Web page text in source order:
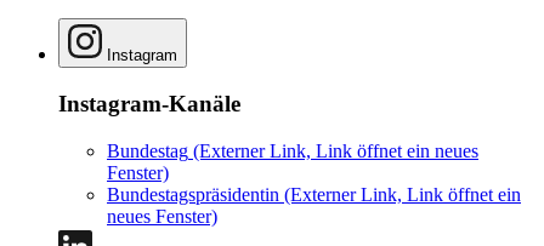
Instagram
Instagram-Kanäle
Bundestag (Externer Link, Link öffnet ein neues
Fenster)
Bundestagspräsidentin (Externer Link, Link öffnet ein
neues Fenster)